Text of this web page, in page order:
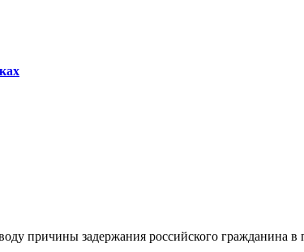
причины задержания российского гражданина в